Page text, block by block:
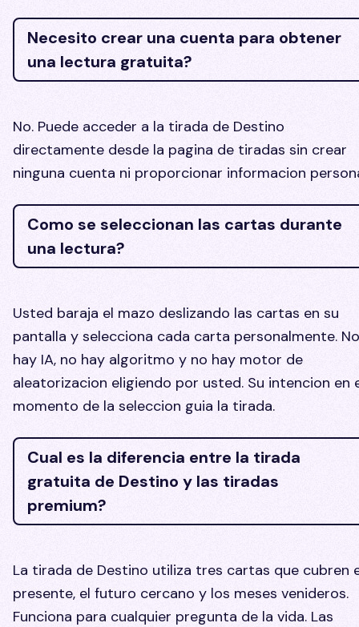
Necesito crear una cuenta para obtener
una lectura gratuita?
No. Puede acceder a la tirada de Destino
directamente desde la pagina de tiradas sin crear
ninguna cuenta ni proporcionar informacion
Como se seleccionan las cartas durante
una lectura?
Usted baraja el mazo deslizando las cartas en su
pantalla y selecciona cada carta personalmente. No
hay IA, no hay algoritmo y no hay motor de
aleatorizacion eligiendo por usted. Su intencion en
momento de la seleccion guia la tirada.
Cual es la diferencia entre la tirada
gratuita de Destino y las tiradas
premium?
La tirada de Destino utiliza tres cartas que cubren
presente, el futuro cercano y los meses venideros.
Funciona para cualquier pregunta de la vida. Las